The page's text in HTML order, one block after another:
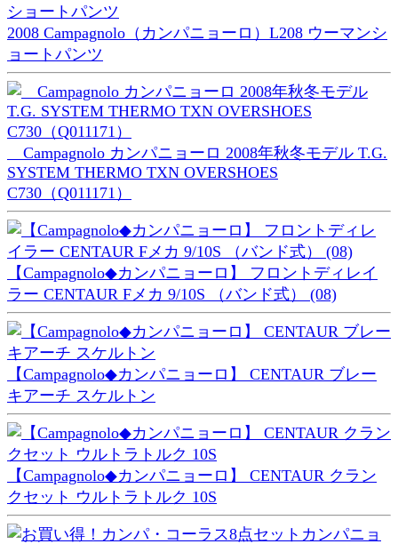
2008 Campagnolo（カンパニョーロ）L208 ウーマンシ
ョートパンツ
Campagnolo カンパニョーロ 2008年秋冬モデル T.G.
SYSTEM THERMO TXN OVERSHOES
C730（Q011171）
【Campagnolo◆カンパニョーロ】 フロントディレイ
ラー CENTAUR Fメカ 9/10S （バンド式） (08)
【Campagnolo◆カンパニョーロ】 CENTAUR ブレー
キアーチ スケルトン
【Campagnolo◆カンパニョーロ】 CENTAUR クラン
クセット ウルトラトルク 10S